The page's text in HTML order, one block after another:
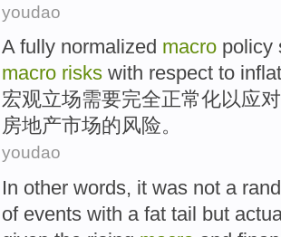
youdao
A fully normalized macro policy
macro risks with respect to
宏观立场需要完全正常化以应对
房地产市场的风险。
youdao
In other words, it was not a
of events with a fat tail but